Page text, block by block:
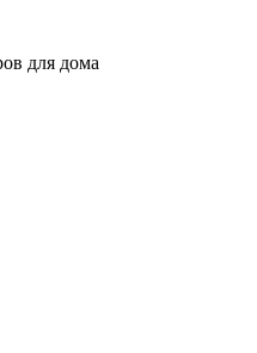
для дома